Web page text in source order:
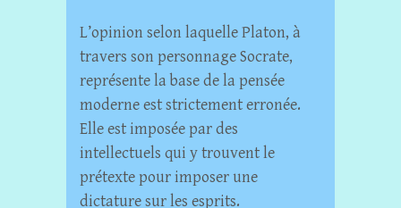
L’opinion selon laquelle Platon, à
travers son personnage Socrate,
représente la base de la pensée
moderne est strictement erronée.
Elle est imposée par des
intellectuels qui y trouvent le
prétexte pour imposer une
dictature sur les esprits.